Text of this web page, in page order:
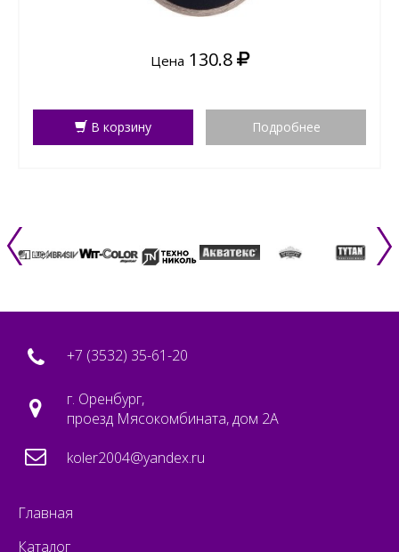
Цена 130.8
В корзину Подробнее
+7 (3532) 35-61-20
г. Оренбург,
проезд Мясокомбината, дом 2А
koler2004@yandex.ru
Главная
Каталог